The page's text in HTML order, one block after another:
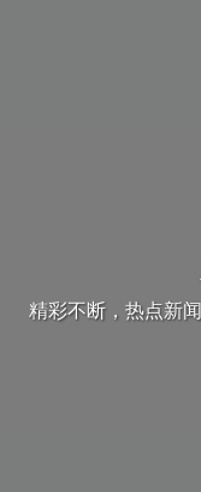
精彩不断，热点新